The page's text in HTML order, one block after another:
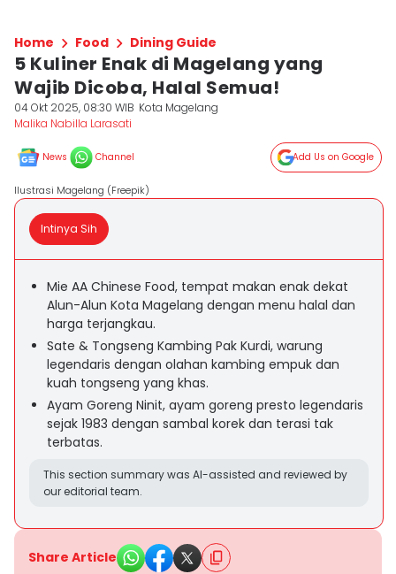
Home Food Dining Guide
5 Kuliner Enak di Magelang yang
Wajib Dicoba, Halal Semua!
04 Okt 2025, 08:30 WIB Kota Magelang
Malika Nabilla Larasati
News Channel Add Us on Google
Ilustrasi Magelang (Freepik)
Intinya Sih
Mie AA Chinese Food, tempat makan enak dekat
Alun-Alun Kota Magelang dengan menu halal dan
harga terjangkau.
Sate & Tongseng Kambing Pak Kurdi, warung
legendaris dengan olahan kambing empuk dan
kuah tongseng yang khas.
Ayam Goreng Ninit, ayam goreng presto legendaris
sejak 1983 dengan sambal korek dan terasi tak
terbatas.
This section summary was AI-assisted and reviewed by
our editorial team.
Share Article